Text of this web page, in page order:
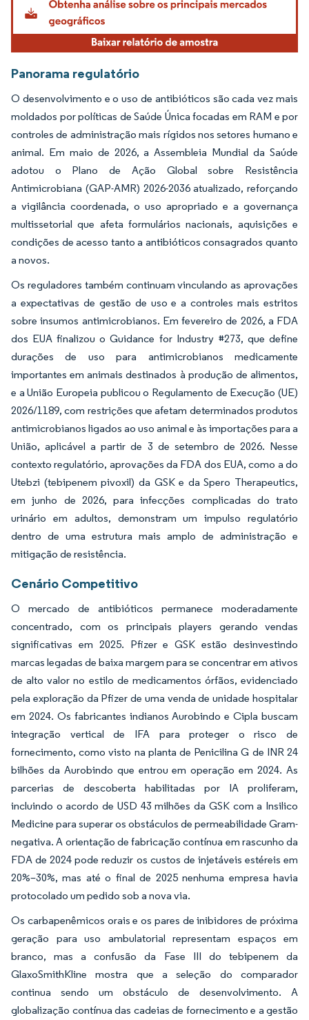
Panorama regulatório
O desenvolvimento e o uso de antibióticos são cada vez mais
moldados por políticas de Saúde Única focadas em RAM e por
controles de administração mais rígidos nos setores humano e
animal. Em maio de 2026, a Assembleia Mundial da Saúde
adotou o Plano de Ação Global sobre Resistência
Antimicrobiana (GAP-AMR) 2026-2036 atualizado, reforçando
a vigilância coordenada, o uso apropriado e a governança
multissetorial que afeta formulários nacionais, aquisições e
condições de acesso tanto a antibióticos consagrados quanto
a novos.
Os reguladores também continuam vinculando as aprovações
a expectativas de gestão de uso e a controles mais estritos
sobre insumos antimicrobianos. Em fevereiro de 2026, a FDA
dos EUA finalizou o Guidance for Industry #273, que define
durações de uso para antimicrobianos medicamente
importantes em animais destinados à produção de alimentos,
e a União Europeia publicou o Regulamento de Execução (UE)
2026/1189, com restrições que afetam determinados produtos
antimicrobianos ligados ao uso animal e às importações para a
União, aplicável a partir de 3 de setembro de 2026. Nesse
contexto regulatório, aprovações da FDA dos EUA, como a do
Utebzi (tebipenem pivoxil) da GSK e da Spero Therapeutics,
em junho de 2026, para infecções complicadas do trato
urinário em adultos, demonstram um impulso regulatório
dentro de uma estrutura mais amplo de administração e
mitigação de resistência.
Cenário Competitivo
O mercado de antibióticos permanece moderadamente
concentrado, com os principais players gerando vendas
significativas em 2025. Pfizer e GSK estão desinvestindo
marcas legadas de baixa margem para se concentrar em ativos
de alto valor no estilo de medicamentos órfãos, evidenciado
pela exploração da Pfizer de uma venda de unidade hospitalar
em 2024. Os fabricantes indianos Aurobindo e Cipla buscam
integração vertical de IFA para proteger o risco de
fornecimento, como visto na planta de Penicilina G de INR 24
bilhões da Aurobindo que entrou em operação em 2024. As
parcerias de descoberta habilitadas por IA proliferam,
incluindo o acordo de USD 43 milhões da GSK com a Insilico
Medicine para superar os obstáculos de permeabilidade Gram-
negativa. A orientação de fabricação contínua em rascunho da
FDA de 2024 pode reduzir os custos de injetáveis estéreis em
20%–30%, mas até o final de 2025 nenhuma empresa havia
protocolado um pedido sob a nova via.
Os carbapenêmicos orais e os pares de inibidores de próxima
geração para uso ambulatorial representam espaços em
branco, mas a confusão da Fase III do tebipenem da
GlaxoSmithKline mostra que a seleção do comparador
continua sendo um obstáculo de desenvolvimento. A
globalização contínua das cadeias de fornecimento e a gestão